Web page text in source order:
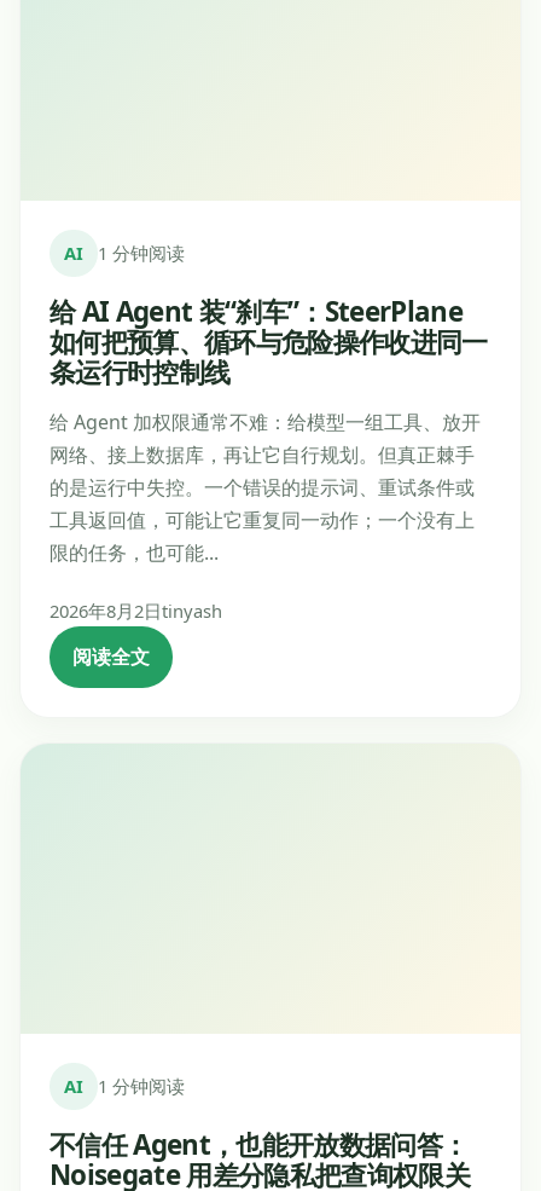
AI 1 分钟阅读
给 AI Agent 装“刹车”：SteerPlane
如何把预算、循环与危险操作收进同一
条运行时控制线
给 Agent 加权限通常不难：给模型一组工具、放开
网络、接上数据库，再让它自行规划。但真正棘手
的是运行中失控。一个错误的提示词、重试条件或
工具返回值，可能让它重复同一动作；一个没有上
限的任务，也可能...
2026年8月2日tinyash
阅读全文
AI 1 分钟阅读
不信任 Agent，也能开放数据问答：
Noisegate 用差分隐私把查询权限关